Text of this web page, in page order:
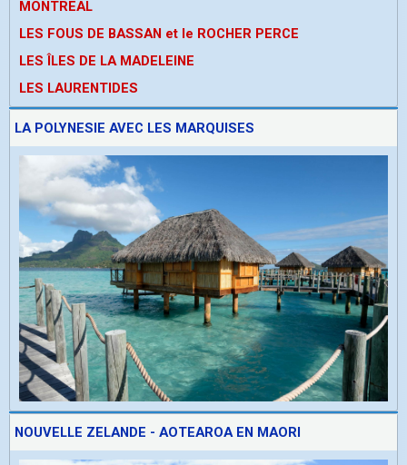
MONTREAL
LES FOUS DE BASSAN et le ROCHER PERCE
LES ÎLES DE LA MADELEINE
LES LAURENTIDES
LA POLYNESIE AVEC LES MARQUISES
NOUVELLE ZELANDE - AOTEAROA EN MAORI